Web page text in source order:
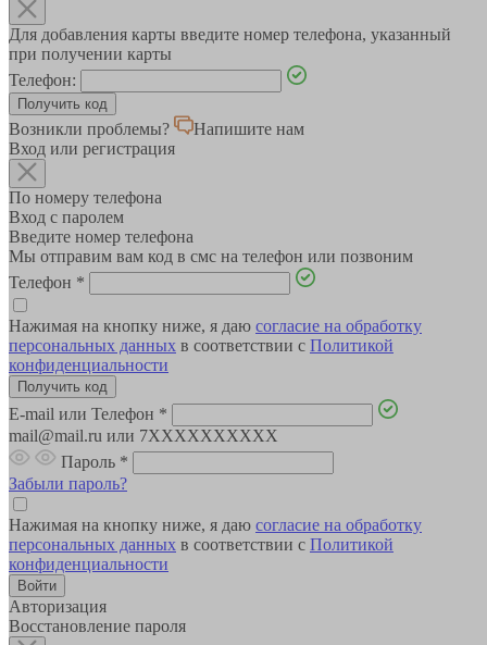
Для добавления карты введите номер телефона, указанный
при получении карты
Телефон:
Возникли проблемы?
Напишите нам
Вход или регистрация
По номеру телефона
Вход с паролем
Введите номер телефона
Мы отправим вам код в смс на телефон или позвоним
Телефон *
Нажимая на кнопку ниже, я даю согласие на обработку
персональных данных в соответствии с Политикой
конфиденциальности
E-mail или Телефон *
mail@mail.ru или 7XXXXXXXXXX
Пароль *
Забыли пароль?
Нажимая на кнопку ниже, я даю согласие на обработку
персональных данных в соответствии с Политикой
конфиденциальности
Авторизация
Восстановление пароля